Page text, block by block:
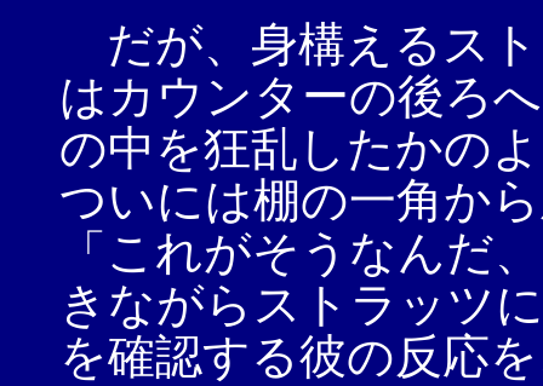
だが、身構えるス
はカウンターの後ろ
の中を狂乱したかの
ついには棚の一角か
「これがそうなんだ
きながらストラッツ
を確認する彼の反応